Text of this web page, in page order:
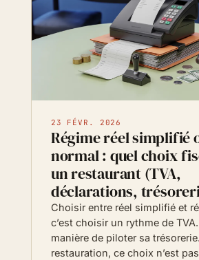
23 FÉVR. 2026
Régime réel simplifié
normal : quel choix
un restaurant (TVA,
déclarations,
Choisir entre réel simplifié et
c’est choisir un rythme de
manière de piloter sa
restauration, ce choix n’est pas